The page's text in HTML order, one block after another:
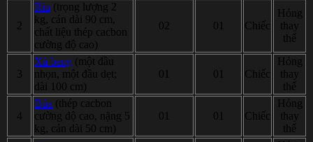
2
Rìu (trọng lượng 2
kg, cán dài 90 cm,
chất liệu thép cacbon
cường độ cao)
02 01 Chiếc
Hỏng
thay
thế
3
Xà beng (một đầu
nhọn, một đầu dẹt;
dài 100 cm)
01 01 Chiếc
Hỏng
thay
thế
4
Búa (thép cacbon
cường độ cao, nặng 5
kg, cán dài 50 cm)
01 01 Chiếc
Hỏng
thay
thế